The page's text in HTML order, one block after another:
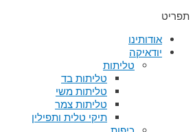
תפריט
אודותינו
יודאיקה
טליתות
טליתות בד
טליתות משי
טליתות צמר
תיקי טלית ותפילין